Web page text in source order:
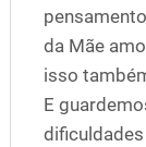
da Mãe
isso
E
dificuldades